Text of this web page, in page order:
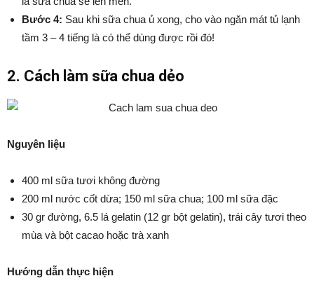
Bước 4: Sau khi sữa chua ủ xong, cho vào ngăn mát tủ lạnh
tầm 3 – 4 tiếng là có thể dùng được rồi đó!
2. Cách làm sữa chua dẻo
Nguyên liệu
400 ml sữa tươi không đường
200 ml nước cốt dừa; 150 ml sữa chua; 100 ml sữa đặc
30 gr đường, 6.5 lá gelatin (12 gr bột gelatin), trái cây tươi theo
mùa và bột cacao hoặc trà xanh
Hướng dẫn thực hiện